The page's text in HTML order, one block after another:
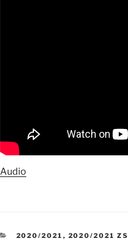
Audio
RUBRIKY
2020/2021 , 2020/2021 ZS